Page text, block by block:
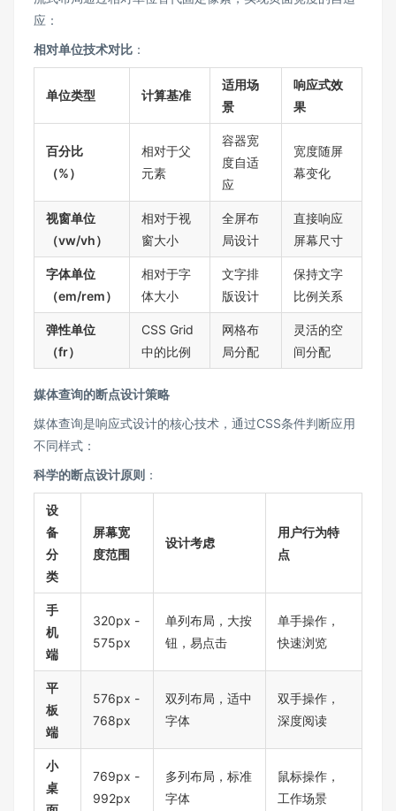
应：
相对单位技术对比 ：
单位类型 计算基准
适用场
景
响应式效
果
百分比
（%）
相对于父
元素
容器宽
度自适
应
宽度随屏
幕变化
视窗单位
（vw/vh）
相对于视
窗大小
全屏布
局设计
直接响应
屏幕尺寸
字体单位
（em/rem）
相对于字
体大小
文字排
版设计
保持文字
比例关系
弹性单位
（fr）
CSS Grid
中的比例
网格布
局分配
灵活的空
间分配
媒体查询的断点设计策略
媒体查询是响应式设计的核心技术，通过CSS条件判断应用
不同样式：
科学的断点设计原则 ：
设
备
分
类
屏幕宽
度范围
设计考虑
用户行为特
点
手
机
端
320px -
575px
单列布局，大按
钮，易点击
单手操作，
快速浏览
平
板
端
576px -
768px
双列布局，适中
字体
双手操作，
深度阅读
小
桌
769px -
992px
多列布局，标准
字体
鼠标操作，
工作场景